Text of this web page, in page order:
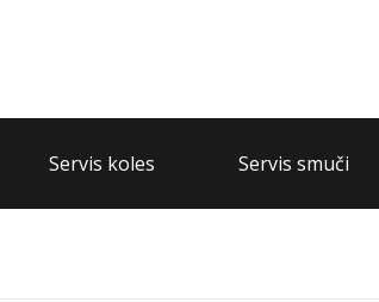
Servis koles Servis smuči